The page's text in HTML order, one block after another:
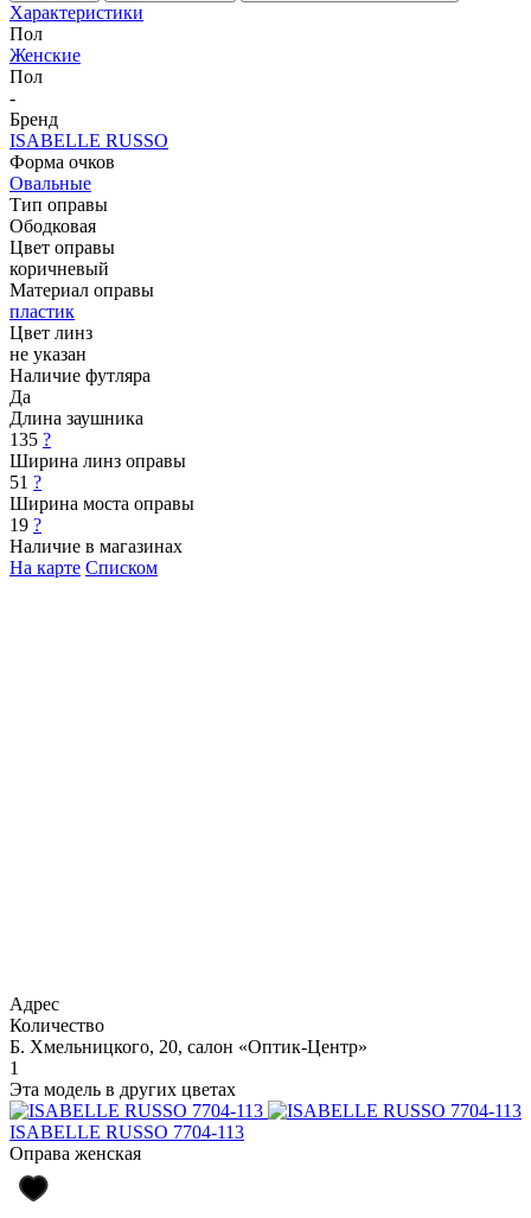
Характеристики
Пол
Женские
Пол
-
Бренд
ISABELLE RUSSO
Форма очков
Овальные
Тип оправы
Ободковая
Цвет оправы
коричневый
Материал оправы
пластик
Цвет линз
не указан
Наличие футляра
Да
Длина заушника
135 ?
Ширина линз оправы
51 ?
Ширина моста оправы
19 ?
Наличие в магазинах
На карте Списком
Адрес
Количество
Б. Хмельницкого, 20, салон «Оптик-Центр»
1
Эта модель в других цветах
ISABELLE RUSSO 7704-113
Оправа женская